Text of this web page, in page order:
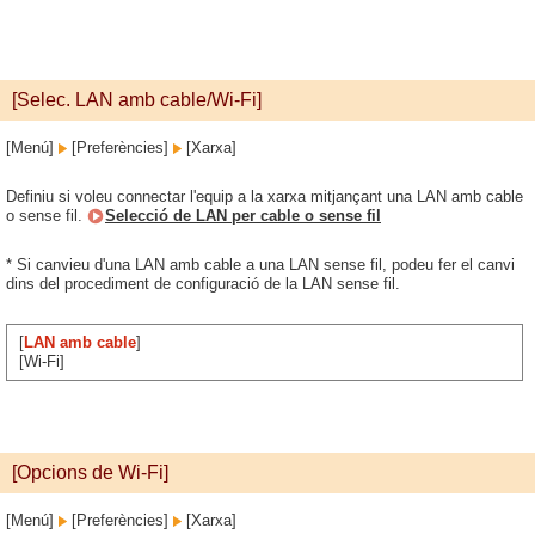
[Selec. LAN amb cable/Wi-Fi]
[Menú] [Preferències] [Xarxa]
Definiu si voleu connectar l'equip a la xarxa mitjançant una LAN amb cable
o sense fil.
Selecció de LAN per cable o sense fil
* Si canvieu d'una LAN amb cable a una LAN sense fil, podeu fer el canvi
dins del procediment de configuració de la LAN sense fil.
[LAN amb cable]
[Wi-Fi]
[Opcions de Wi-Fi]
[Menú] [Preferències] [Xarxa]